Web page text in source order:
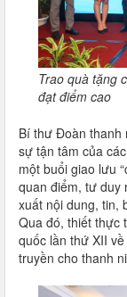
Trao quà tặng
đạt điểm cao
Bí thư Đoàn thanh
sự tận tâm của
một buổi giao lưu
quan điểm, tư duy
xuất nội dung, tin,
Qua đó, thiết thực
quốc lần thứ XII
truyền cho thanh